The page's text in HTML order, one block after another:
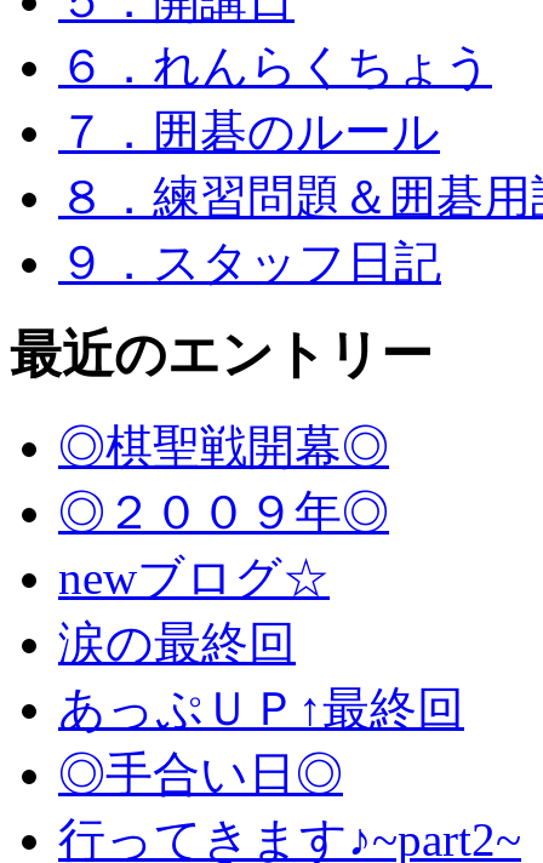
６．れんらくちょう
７．囲碁のルール
８．練習問題＆囲碁用
９．スタッフ日記
最近のエントリー
◎棋聖戦開幕◎
◎２００９年◎
newブログ☆
涙の最終回
あっぷＵＰ↑最終回
◎手合い日◎
行ってきます♪~part2~